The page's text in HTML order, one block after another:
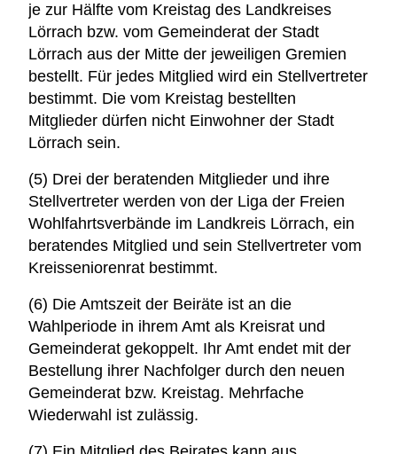
je zur Hälfte vom Kreistag des Landkreises
Lörrach bzw. vom Gemeinderat der Stadt
Lörrach aus der Mitte der jeweiligen Gremien
bestellt. Für jedes Mitglied wird ein Stellvertreter
bestimmt. Die vom Kreistag bestellten
Mitglieder dürfen nicht Einwohner der Stadt
Lörrach sein.
(5) Drei der beratenden Mitglieder und ihre
Stellvertreter werden von der Liga der Freien
Wohlfahrtsverbände im Landkreis Lörrach, ein
beratendes Mitglied und sein Stellvertreter vom
Kreisseniorenrat bestimmt.
(6) Die Amtszeit der Beiräte ist an die
Wahlperiode in ihrem Amt als Kreisrat und
Gemeinderat gekoppelt. Ihr Amt endet mit der
Bestellung ihrer Nachfolger durch den neuen
Gemeinderat bzw. Kreistag. Mehrfache
Wiederwahl ist zulässig.